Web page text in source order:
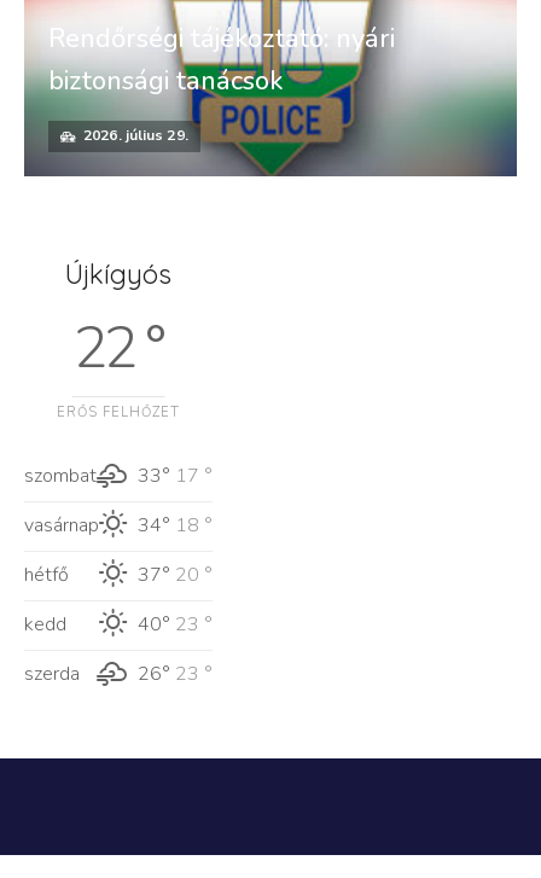
Rendőrségi tájékoztató: nyári
biztonsági tanácsok
2026. július 29.
Újkígyós
22 °
ERŐS FELHŐZET
szombat 33° 17 °
vasárnap
34° 18 °
hétfő
37° 20 °
kedd
40° 23 °
szerda
26° 23 °